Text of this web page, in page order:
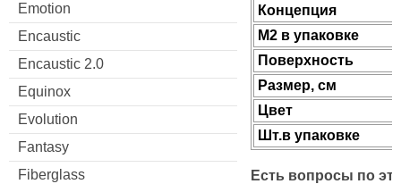
Emotion
Encaustic
Encaustic 2.0
Equinox
Evolution
Fantasy
Fiberglass
Концепция
М2 в упаковке
Поверхность
Размер, см
Цвет
Шт.в упаковке
Есть вопросы по